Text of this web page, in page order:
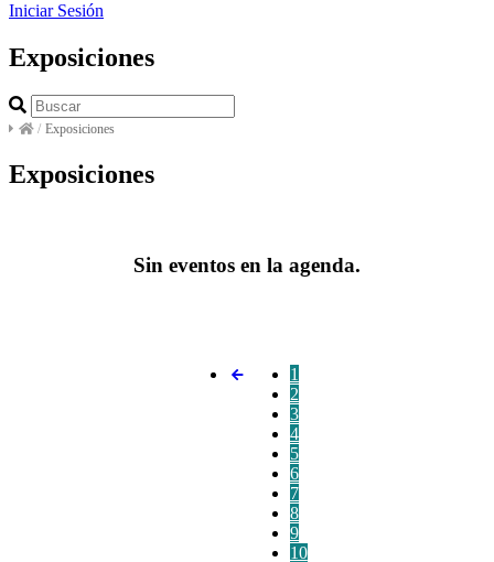
Iniciar Sesión
Exposiciones
/ Exposiciones
Exposiciones
Sin eventos en la agenda.
1
2
3
4
5
6
7
8
9
10